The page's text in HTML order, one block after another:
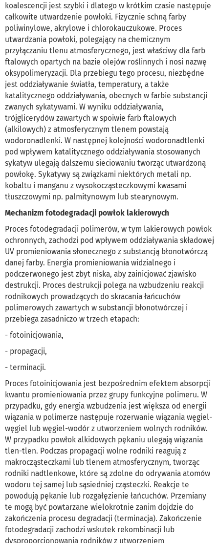
koalescencji jest szybki i dlatego w krótkim czasie następuje
całkowite utwardzenie powłoki. Fizycznie schną farby
poliwinylowe, akrylowe i chlorokauczukowe. Proces
utwardzania powłoki, polegający na chemicznym
przyłączaniu tlenu atmosferycznego, jest właściwy dla farb
ftalowych opartych na bazie olejów roślinnych i nosi nazwę
oksypolimeryzacji. Dla przebiegu tego procesu, niezbędne
jest oddziaływanie światła, temperatury, a także
katalitycznego oddziaływania, obecnych w farbie substancji
zwanych sykatywami. W wyniku oddziaływania,
trójglicerydów zawartych w spoiwie farb ftalowych
(alkilowych) z atmosferycznym tlenem powstają
wodoronadlenki. W następnej kolejności wodoronadtlenki
pod wpływem katalitycznego oddziaływania stosowanych
sykatyw ulegają dalszemu sieciowaniu tworząc utwardzoną
powłokę. Sykatywy są związkami niektórych metali np.
kobaltu i manganu z wysokocząsteczkowymi kwasami
tłuszczowymi np. palmitynowym lub stearynowym.
Mechanizm fotodegradacji powłok lakierowych
Proces fotodegradacji polimerów, w tym lakierowych powłok
ochronnych, zachodzi pod wpływem oddziaływania składowej
UV promieniowania słonecznego z substancją błonotwórczą
danej farby. Energia promieniowania widzialnego i
podczerwonego jest zbyt niska, aby zainicjować zjawisko
destrukcji. Proces destrukcji polega na wzbudzeniu reakcji
rodnikowych prowadzących do skracania łańcuchów
polimerowych zawartych w substancji błonotwórczej i
przebiega zasadniczo w trzech etapach:
- fotoinicjowania,
- propagacji,
- terminacji.
Proces fotoinicjowania jest bezpośrednim efektem absorpcji
kwantu promieniowania przez grupy funkcyjne polimeru. W
przypadku, gdy energia wzbudzenia jest większa od energii
wiązania w polimerze następuje rozerwanie wiązania węgiel-
węgiel lub węgiel-wodór z utworzeniem wolnych rodników.
W przypadku powłok alkidowych pękaniu ulegają wiązania
tlen-tlen. Podczas propagacji wolne rodniki reagują z
makrocząsteczkami lub tlenem atmosferycznym, tworząc
rodniki nadtlenkowe, które są zdolne do odrywania atomów
wodoru tej samej lub sąsiedniej cząsteczki. Reakcje te
powodują pękanie lub rozgałęzienie łańcuchów. Przemiany
te mogą być powtarzane wielokrotnie zanim dojdzie do
zakończenia procesu degradacji (terminacja). Zakończenie
fotodegradacji zachodzi wskutek rekombinacji lub
dysproporcjonowania rodników z utworzeniem